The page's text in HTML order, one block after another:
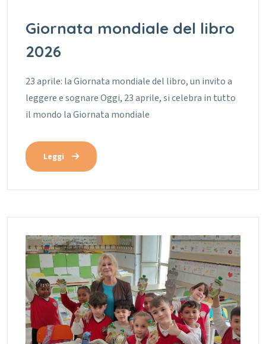
Giornata mondiale del libro
2026
23 aprile: la Giornata mondiale del libro, un invito a
leggere e sognare Oggi, 23 aprile, si celebra in tutto
il mondo la Giornata mondiale
Leggi